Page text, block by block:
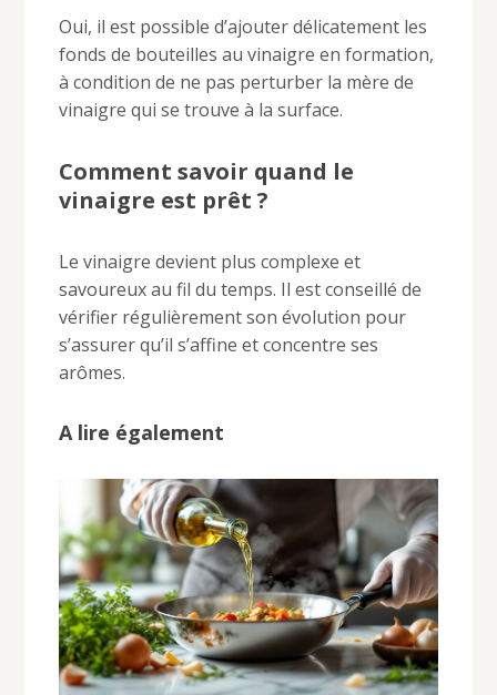
Oui, il est possible d’ajouter délicatement les
fonds de bouteilles au vinaigre en formation,
à condition de ne pas perturber la mère de
vinaigre qui se trouve à la surface.
Comment savoir quand le
vinaigre est prêt ?
Le vinaigre devient plus complexe et
savoureux au fil du temps. Il est conseillé de
vérifier régulièrement son évolution pour
s’assurer qu’il s’affine et concentre ses
arômes.
A lire également